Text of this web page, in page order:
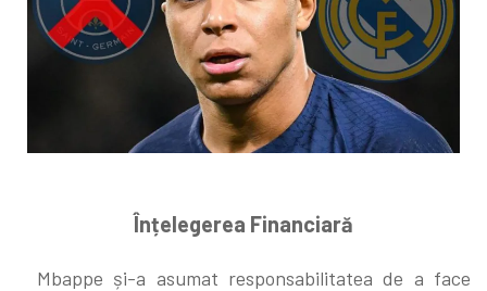
Înțelegerea Financiară
Mbappe și-a asumat responsabilitatea de a face